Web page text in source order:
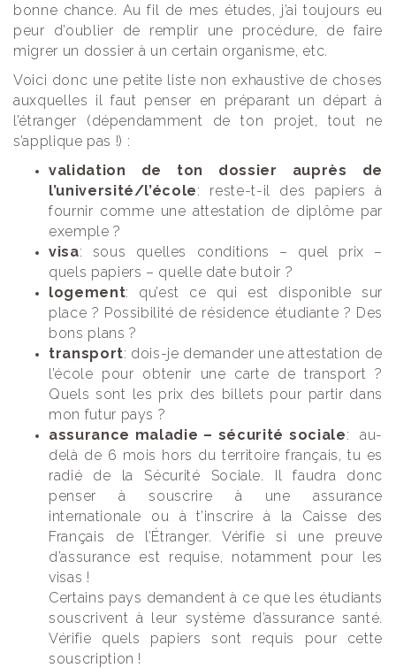
bonne chance. Au fil de mes études, j’ai toujours eu
peur d’oublier de remplir une procédure, de faire
migrer un dossier à un certain organisme, etc.
Voici donc une petite liste non exhaustive de choses
auxquelles il faut penser en préparant un départ à
l’étranger (dépendamment de ton projet, tout ne
s’applique pas !) :
validation de ton dossier auprès de
l’université/l’école: reste-t-il des papiers à
fournir comme une attestation de diplôme par
exemple ?
visa: sous quelles conditions – quel prix –
quels papiers – quelle date butoir ?
logement: qu’est ce qui est disponible sur
place ? Possibilité de résidence étudiante ? Des
bons plans ?
transport: dois-je demander une attestation de
l’école pour obtenir une carte de transport ?
Quels sont les prix des billets pour partir dans
mon futur pays ?
assurance maladie – sécurité sociale: au-
delà de 6 mois hors du territoire français, tu es
radié de la Sécurité Sociale. Il faudra donc
penser à souscrire à une assurance
internationale ou à t’inscrire à la Caisse des
Français de l’Étranger. Vérifie si une preuve
d’assurance est requise, notamment pour les
visas !
Certains pays demandent à ce que les étudiants
souscrivent à leur système d’assurance santé.
Vérifie quels papiers sont requis pour cette
souscription !